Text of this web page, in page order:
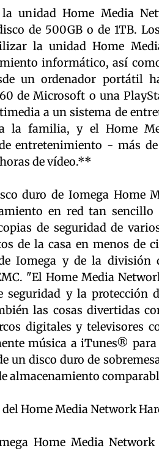
unidad Home Media
de 500GB o de 1TB.
la unidad Home
informático, así
un ordenador portátil
de Microsoft o una
a un sistema de
la familia, y el Home
entretenimiento - más
de vídeo.**
duro de Iomega Home
en red tan
de seguridad de
de la casa en menos de
Iomega y de la división
"El Home Media
seguridad y la protección
las cosas divertidas
digitales y televisores
música a iTunes®
un disco duro de
almacenamiento
Home Media Network
Home Media